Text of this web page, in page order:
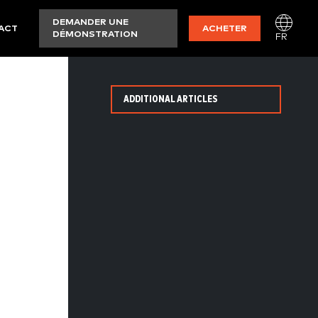
DEMANDER UNE
DÉMONSTRATION
ACHETER
FR
ADDITIONAL ARTICLES